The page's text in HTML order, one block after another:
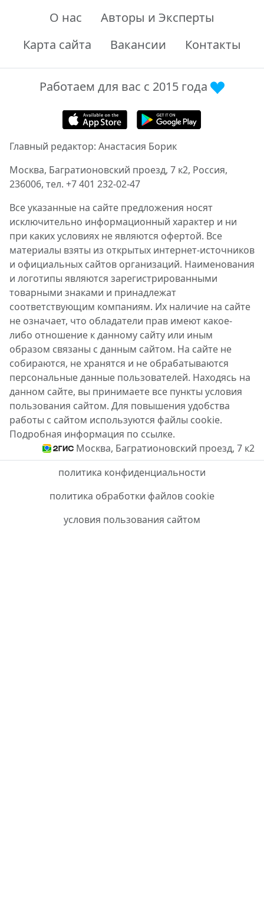
О нас
Авторы и Эксперты
Карта сайта
Вакансии Контакты
Работаем для вас с 2015 года
Главный редактор: Анастасия Борик
Москва, Багратионовский проезд, 7 к2, Россия,
236006, тел. +7 401 232-02-47
Все указанные на сайте предложения носят
исключительно информационный характер и ни
при каких условиях не являются офертой. Все
материалы взяты из открытых интернет-источников
и официальных сайтов организаций. Наименования
и логотипы являются зарегистрированными
товарными знаками и принадлежат
соответствующим компаниям. Их наличие на сайте
не означает, что обладатели прав имеют какое-
либо отношение к данному сайту или иным
образом связаны с данным сайтом. На сайте не
собираются, не хранятся и не обрабатываются
персональные данные пользователей. Находясь на
данном сайте, вы принимаете все пункты условия
пользования сайтом. Для повышения удобства
работы с сайтом используются файлы cookie.
Подробная информация по ссылке.
Москва, Багратионовский проезд, 7 к2
политика конфиденциальности
политика обработки файлов cookie
условия пользования сайтом